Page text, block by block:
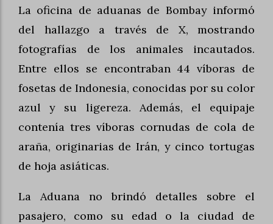
La oficina de aduanas de Bombay informó
del hallazgo a través de X, mostrando
fotografías de los animales incautados.
Entre ellos se encontraban 44 víboras de
fosetas de Indonesia, conocidas por su color
azul y su ligereza. Además, el equipaje
contenía tres víboras cornudas de cola de
araña, originarias de Irán, y cinco tortugas
de hoja asiáticas.
La Aduana no brindó detalles sobre el
pasajero, como su edad o la ciudad de